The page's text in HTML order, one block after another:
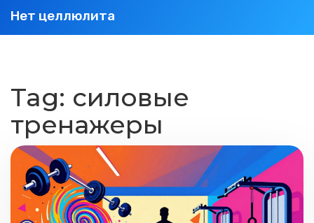
Нет целлюлита
Tag: силовые
тренажеры